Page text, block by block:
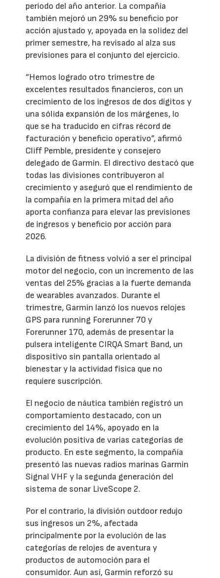
periodo del año anterior. La compañía
también mejoró un 29% su beneficio por
acción ajustado y, apoyada en la solidez del
primer semestre, ha revisado al alza sus
previsiones para el conjunto del ejercicio.
“Hemos logrado otro trimestre de
excelentes resultados financieros, con un
crecimiento de los ingresos de dos dígitos y
una sólida expansión de los márgenes, lo
que se ha traducido en cifras récord de
facturación y beneficio operativo”, afirmó
Cliff Pemble, presidente y consejero
delegado de Garmin. El directivo destacó que
todas las divisiones contribuyeron al
crecimiento y aseguró que el rendimiento de
la compañía en la primera mitad del año
aporta confianza para elevar las previsiones
de ingresos y beneficio por acción para
2026.
La división de fitness volvió a ser el principal
motor del negocio, con un incremento de las
ventas del 25% gracias a la fuerte demanda
de wearables avanzados. Durante el
trimestre, Garmin lanzó los nuevos relojes
GPS para running Forerunner 70 y
Forerunner 170, además de presentar la
pulsera inteligente CIRQA Smart Band, un
dispositivo sin pantalla orientado al
bienestar y la actividad física que no
requiere suscripción.
El negocio de náutica también registró un
comportamiento destacado, con un
crecimiento del 14%, apoyado en la
evolución positiva de varias categorías de
producto. En este segmento, la compañía
presentó las nuevas radios marinas Garmin
Signal VHF y la segunda generación del
sistema de sonar LiveScope 2.
Por el contrario, la división outdoor redujo
sus ingresos un 2%, afectada
principalmente por la evolución de las
categorías de relojes de aventura y
productos de automoción para el
consumidor. Aun así, Garmin reforzó su